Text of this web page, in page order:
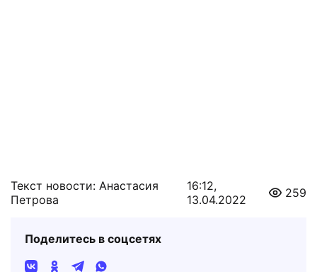
Текст новости: Анастасия
Петрова
16:12,
13.04.2022
259
Поделитесь в соцсетях